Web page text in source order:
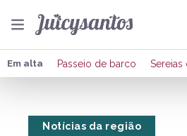
Em alta Passeio de barco Sereias
Notícias da região